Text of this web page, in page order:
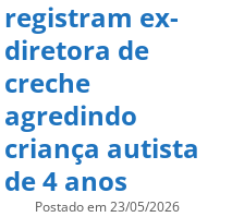
registram ex-
diretora de
creche
agredindo
criança autista
de 4 anos
Postado em 23/05/2026